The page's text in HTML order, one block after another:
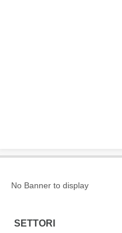
No Banner to display
SETTORI